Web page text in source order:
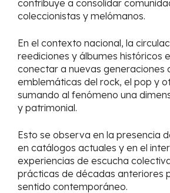
contribuye a consolidar
coleccionistas y melómanos.
En el contexto nacional, la
reediciones y álbumes históricos
conectar a nuevas generaciones
emblemáticas del rock, el pop y
sumando al fenómeno una
y patrimonial.
Esto se observa en la presencia
en catálogos actuales y en el
experiencias de escucha
prácticas de décadas anteriores
sentido contemporáneo.